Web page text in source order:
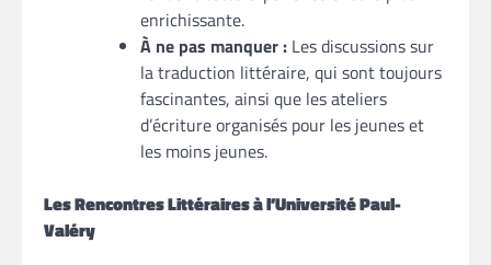
enrichissante.
À ne pas manquer : Les discussions sur
la traduction littéraire, qui sont toujours
fascinantes, ainsi que les ateliers
d’écriture organisés pour les jeunes et
les moins jeunes.
Les Rencontres Littéraires à l’Université Paul-
Valéry